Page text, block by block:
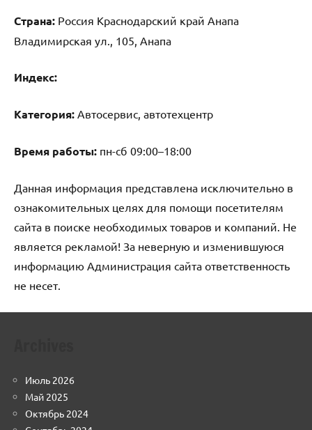
Страна: Россия Краснодарский край Анапа
Владимирская ул., 105, Анапа
Индекс:
Категория: Автосервис, автотехцентр
Время работы: пн-сб 09:00–18:00
Данная информация представлена исключительно в
ознакомительных целях для помощи посетителям
сайта в поиске необходимых товаров и компаний. Не
является рекламой! За неверную и изменившуюся
информацию Администрация сайта ответственность
не несет.
Июль 2026
Май 2025
Октябрь 2024